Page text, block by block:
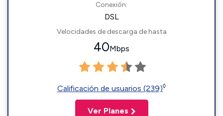
Conexión:
DSL
Velocidades de descarga de hasta
40Mbps
Calificación de usuarios (239)◊
Ver Planes